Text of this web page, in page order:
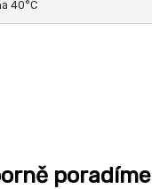
40°C
poradíme